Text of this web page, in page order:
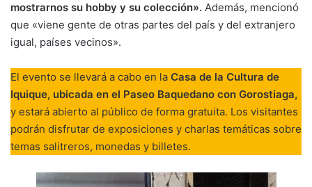
mostrarnos su hobby y su colección». Además, mencionó
que «viene gente de otras partes del país y del extranjero
igual, países vecinos».
El evento se llevará a cabo en la Casa de la Cultura de
Iquique, ubicada en el Paseo Baquedano con Gorostiaga,
y estará abierto al público de forma gratuita. Los visitantes
podrán disfrutar de exposiciones y charlas temáticas sobre
temas salitreros, monedas y billetes.